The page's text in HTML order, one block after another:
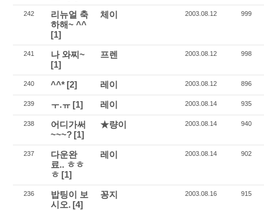
242
리뉴얼 축
하해~ ^^
[1]
체이 2003.08.12 999
241
나 와찌~
[1]
프렌 2003.08.12 998
240 ^^* [2] 레이 2003.08.12 896
239 ㅜ.ㅠ [1] 레이 2003.08.14 935
238
어디가써
~~~? [1]
★량이 2003.08.14 940
237
다운완
료.. ㅎㅎ
ㅎ [1]
레이 2003.08.14 902
236
밥팅이 보
시오. [4]
꽁지 2003.08.16 915